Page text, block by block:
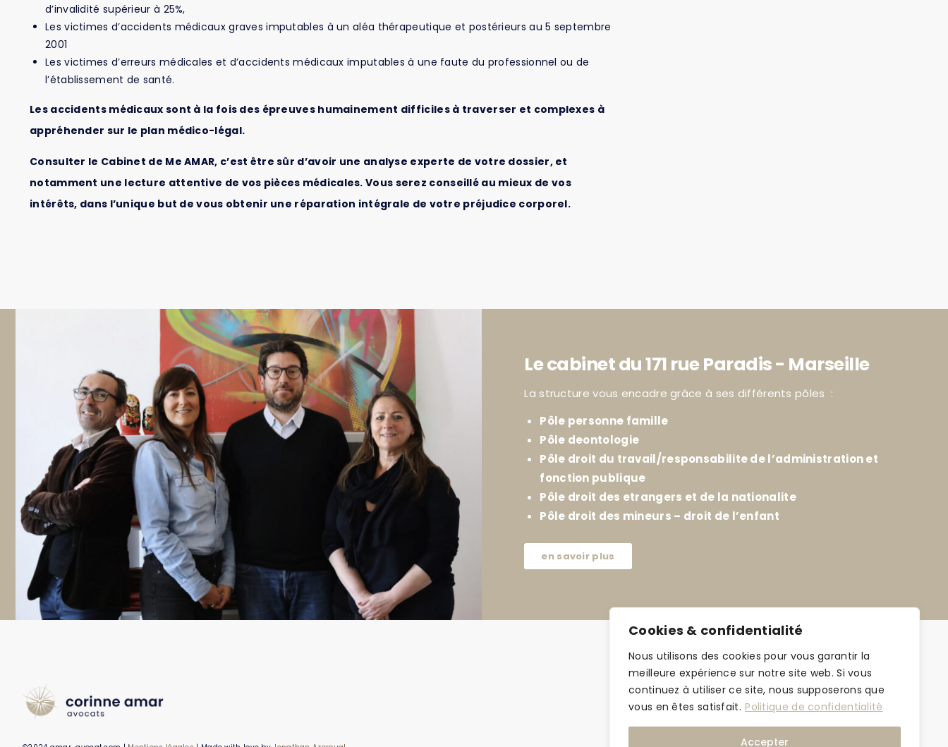
Cookies & confidentialité
Nous utilisons des cookies pour vous garantir la
meilleure expérience sur notre site web. Si vous
continuez à utiliser ce site, nous supposerons que
vous en êtes satisfait. Politique de confidentialité
Accepter
d’invalidité supérieur à 25%,
Les victimes d’accidents médicaux graves imputables à un aléa thérapeutique et postérieurs au 5 septembre
2001
Les victimes d’erreurs médicales et d’accidents médicaux imputables à une faute du professionnel ou de
l’établissement de santé.
Les accidents médicaux sont à la fois des épreuves humainement difficiles à traverser et complexes à
appréhender sur le plan médico-légal.
Consulter le Cabinet de Me AMAR, c’est être sûr d’avoir une analyse experte de votre dossier, et
notamment une lecture attentive de vos pièces médicales. Vous serez conseillé au mieux de vos
intérêts, dans l’unique but de vous obtenir une réparation intégrale de votre préjudice corporel.
Le cabinet du 171 rue Paradis - Marseille
La structure vous encadre grâce à ses différents pôles :
Pôle personne famille
Pôle deontologie
Pôle droit du travail/responsabilite de l’administration et
fonction publique
Pôle droit des etrangers et de la nationalite
Pôle droit des mineurs – droit de l’enfant
en savoir plus